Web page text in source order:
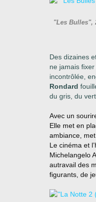
"Les Bulles",
Des dizaines
ne jamais
incontrôlée,
Rondard
du gris, du vert.
Avec un
Elle met en
ambiance,
Le cinéma et
Michelangelo
autravail des
figurants, de